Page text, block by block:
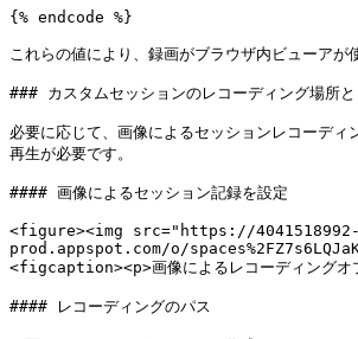
{% endcode %}
これらの値により、録画がブラウザ内ビューアが
### カスタムセッションのレコーディング場所と
必要に応じて、画像によるセッションレコー
再生が必要です。
#### 画像によるセッション記録を設定
<figure><img src="https://
prod.appspot.com/o/
<figcaption><p>画像によるレコーディン
#### レコーディングのパス